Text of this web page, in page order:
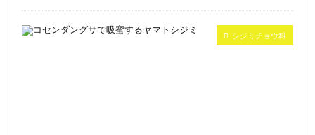
シジミチョウ科